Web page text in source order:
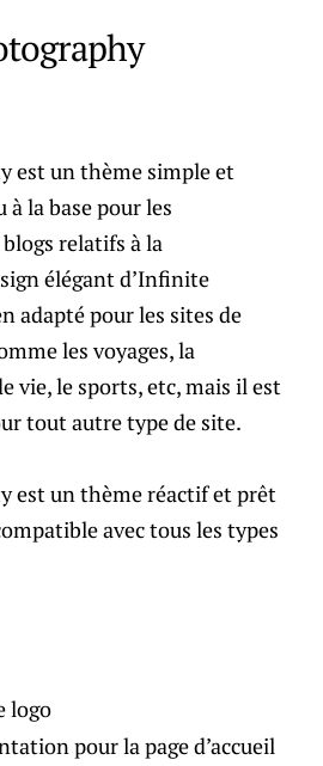
est un thème simple et
à la base pour les
relatifs à la
élégant d’Infinite
adapté pour les sites de
les voyages, la
vie, le sports, etc, mais il est
tout autre type de site.
est un thème réactif et prêt
avec tous les types
logo
pour la page d’accueil